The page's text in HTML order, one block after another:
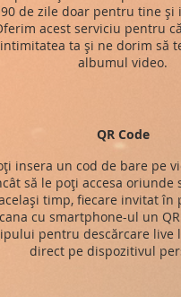
90 de zile doar pentru tine și
acest serviciu pentru
intimitatea ta și ne dorim să
albumul video.
QR Code
insera un cod de bare pe
să le poți accesa oriunde
timp, fiecare invitat în
cu smartphone-ul un
pentru descărcare live
direct pe dispozitivul